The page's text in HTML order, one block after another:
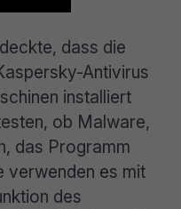
dass die
Antivirus
installiert
ob Malware,
das Programm
verwenden es mit
des